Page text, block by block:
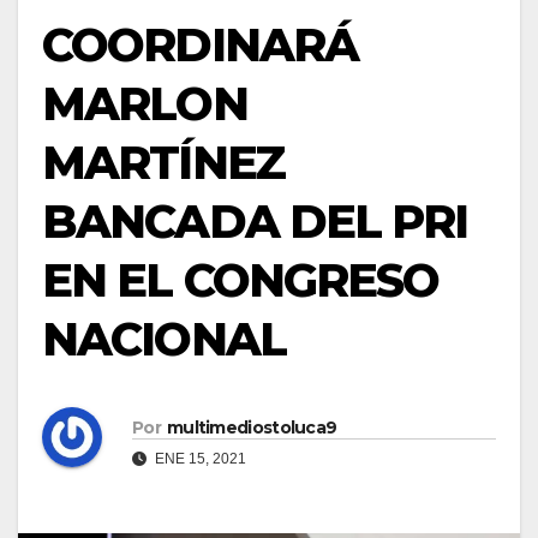
COORDINARÁ
MARLON
MARTÍNEZ
BANCADA DEL PRI
EN EL CONGRESO
NACIONAL
Por multimediostoluca9
ENE 15, 2021